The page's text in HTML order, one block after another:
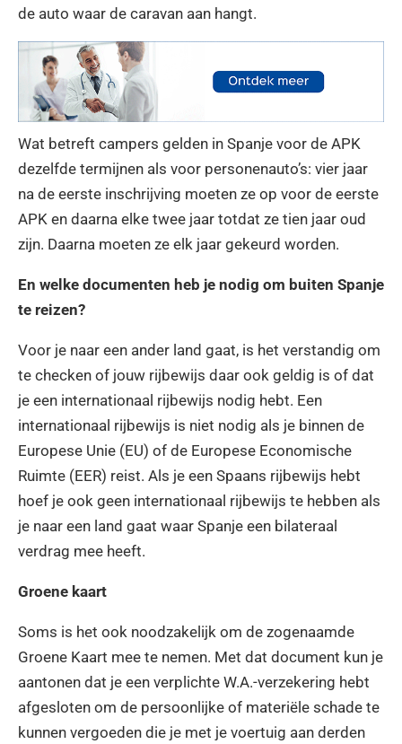
de auto waar de caravan aan hangt.
Wat betreft campers gelden in Spanje voor de APK
dezelfde termijnen als voor personenauto’s: vier jaar
na de eerste inschrijving moeten ze op voor de eerste
APK en daarna elke twee jaar totdat ze tien jaar oud
zijn. Daarna moeten ze elk jaar gekeurd worden.
En welke documenten heb je nodig om buiten Spanje
te reizen?
Voor je naar een ander land gaat, is het verstandig om
te checken of jouw rijbewijs daar ook geldig is of dat
je een internationaal rijbewijs nodig hebt. Een
internationaal rijbewijs is niet nodig als je binnen de
Europese Unie (EU) of de Europese Economische
Ruimte (EER) reist. Als je een Spaans rijbewijs hebt
hoef je ook geen internationaal rijbewijs te hebben als
je naar een land gaat waar Spanje een bilateraal
verdrag mee heeft.
Groene kaart
Soms is het ook noodzakelijk om de zogenaamde
Groene Kaart mee te nemen. Met dat document kun je
aantonen dat je een verplichte W.A.-verzekering hebt
afgesloten om de persoonlijke of materiële schade te
kunnen vergoeden die je met je voertuig aan derden